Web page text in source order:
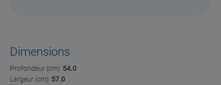
Dimensions
Profondeur (cm) 54.0
Largeur (cm) 57.0